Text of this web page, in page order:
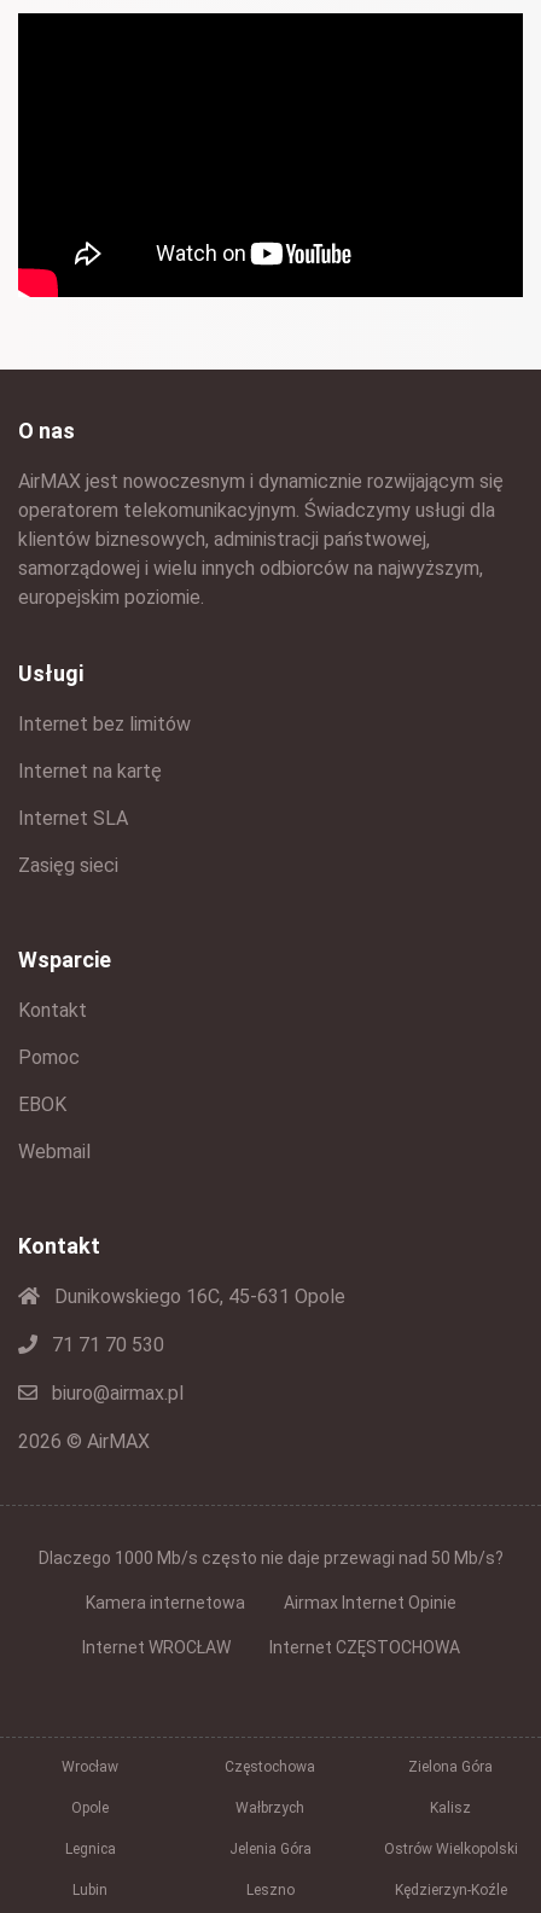
O nas
AirMAX jest nowoczesnym i dynamicznie rozwijającym się
operatorem telekomunikacyjnym. Świadczymy usługi dla
klientów biznesowych, administracji państwowej,
samorządowej i wielu innych odbiorców na najwyższym,
europejskim poziomie.
Usługi
Internet bez limitów
Internet na kartę
Internet SLA
Zasięg sieci
Wsparcie
Kontakt
Pomoc
EBOK
Webmail
Kontakt
Dunikowskiego 16C, 45-631 Opole
71 71 70 530
biuro@airmax.pl
2026 © AirMAX
Dlaczego 1000 Mb/s często nie daje przewagi nad 50 Mb/s?
Kamera internetowa Airmax Internet Opinie
Internet WROCŁAW Internet CZĘSTOCHOWA
Wrocław Częstochowa Zielona Góra
Opole Wałbrzych Kalisz
Legnica Jelenia Góra Ostrów Wielkopolski
Lubin Leszno Kędzierzyn-Koźle